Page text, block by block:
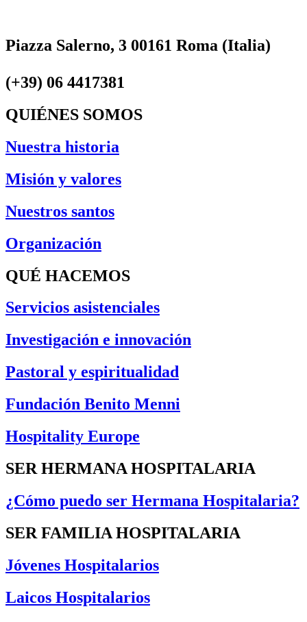
Piazza Salerno, 3 00161 Roma (Italia)
(+39) 06 4417381
QUIÉNES SOMOS
Nuestra historia
Misión y valores
Nuestros santos
Organización
QUÉ HACEMOS
Servicios asistenciales
Investigación e innovación
Pastoral y espiritualidad
Fundación Benito Menni
Hospitality Europe
SER HERMANA HOSPITALARIA
¿Cómo puedo ser Hermana Hospitalaria?
SER FAMILIA HOSPITALARIA
Jóvenes Hospitalarios
Laicos Hospitalarios